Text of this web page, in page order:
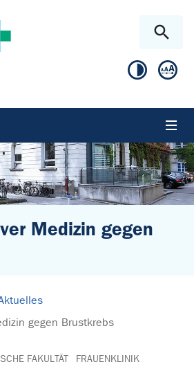
Medizin gegen
gegen Brustkrebs
FAKULTÄT FRAUENKLINIK